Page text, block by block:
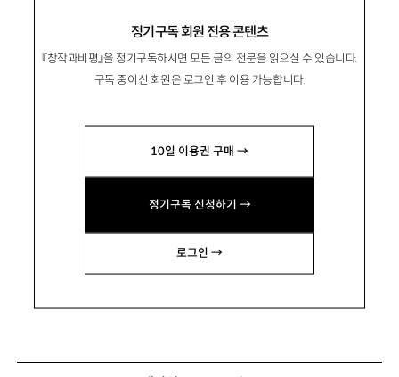
정기구독 회원 전용 콘텐츠
『창작과비평』을 정기구독하시면 모든 글의 전문을 읽으실 수 있습니다.
구독 중이신 회원은 로그인 후 이용 가능합니다.
10일 이용권 구매 →
정기구독 신청하기 →
로그인 →